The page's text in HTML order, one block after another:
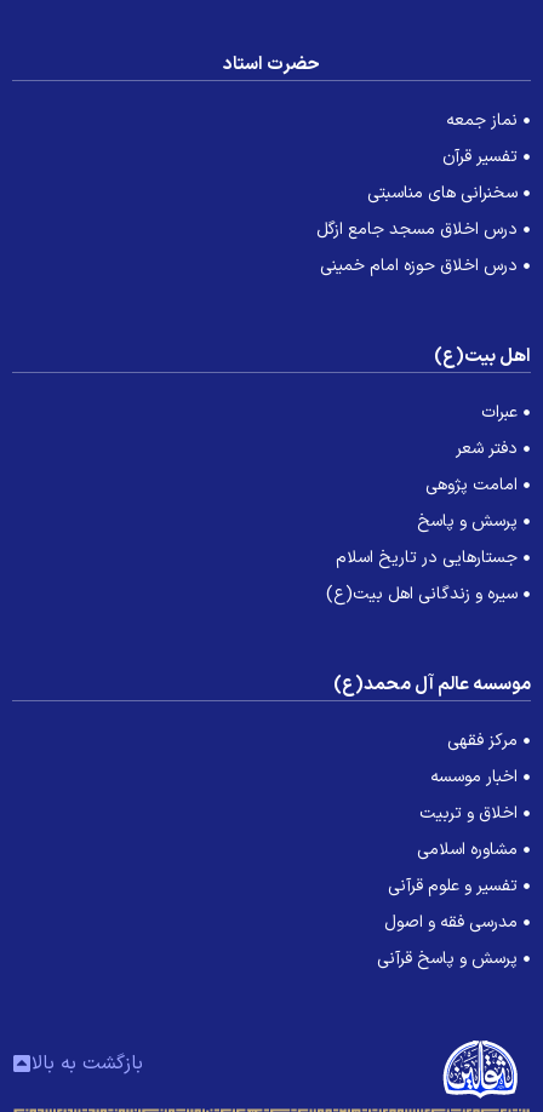
حضرت استاد
نماز جمعه
تفسیر قرآن
سخنرانی های مناسبتی
درس اخلاق مسجد جامع ازگل
درس اخلاق حوزه امام خمینی
بیت(ع)
عبرات
دفتر شعر
امامت پژوهی
پرسش و پاسخ
جستارهایی در تاریخ اسلام
سیره و زندگانی اهل بیت(ع)
عالم آل محمد(ع)
مرکز فقهی
اخبار موسسه
اخلاق و تربیت
مشاوره اسلامی
تفسیر و علوم قرآنی
مدرسی فقه و اصول
پرسش و پاسخ قرآنی
بازگشت به بالا